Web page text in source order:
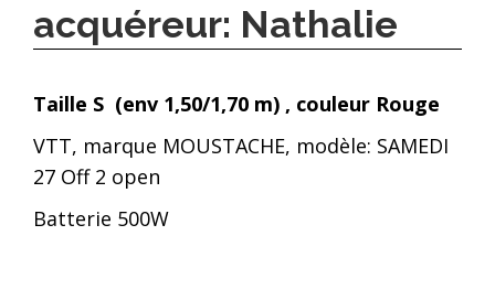
acquéreur: Nathalie
Taille S (env 1,50/1,70 m) , couleur Rouge
VTT, marque MOUSTACHE, modèle: SAMEDI
27 Off 2 open
Batterie 500W